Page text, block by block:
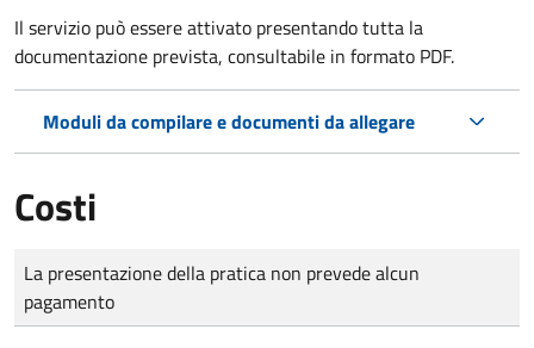
Il servizio può essere attivato presentando tutta la
documentazione prevista, consultabile in formato PDF.
Moduli da compilare e documenti da allegare
Costi
Tipo di pagamento
Importo
La presentazione della pratica non prevede alcun
pagamento